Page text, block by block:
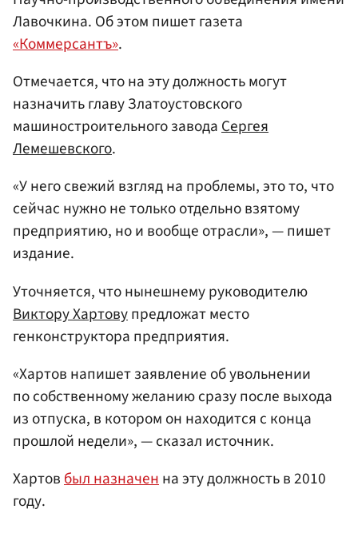
Лавочкина. Об этом пишет газета
«Коммерсантъ».
Отмечается, что на эту должность могут
назначить главу Златоустовского
машиностроительного заводаСергея
Лемешевского.
«У него свежий взгляд на проблемы, это то, что
сейчас нужно не только отдельно взятому
предприятию, но и вообще отрасли», — пишет
издание.
Уточняется, что нынешнему руководителю
Виктору Хартовупредложат место
генконструктора предприятия.
«Хартов напишет заявление об увольнении
по собственному желанию сразу после выхода
из отпуска, в котором он находится с конца
прошлой недели», — сказал источник.
Хартовбыл назначенна эту должность в 2010
году.